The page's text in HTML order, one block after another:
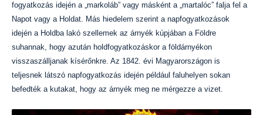
fogyatkozás idején a „markoláb” vagy másként a „martalóc” falja fel a
Napot vagy a Holdat. Más hiedelem szerint a napfogyatkozások
idején a Holdba lakó szellemek az árnyék kúpjában a Földre
suhannak, hogy azután holdfogyatkozáskor a földárnyékon
visszaszálljanak kísérőnkre. Az 1842. évi Magyarországon is
teljesnek látszó napfogyatkozás idején például faluhelyen sokan
befedték a kutakat, hogy az árnyék meg ne mérgezze a vizet.